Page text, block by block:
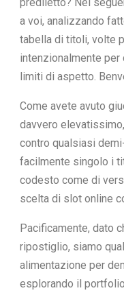
a voi, analizzando
tabella di titoli, volte
intenzionalmente
limiti di aspetto.
Come avete avuto
davvero
contro qualsiasi
facilmente singolo i
codesto come di
scelta di slot online
Pacificamente, dato
ripostiglio, siamo
alimentazione per
esplorando il